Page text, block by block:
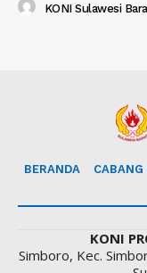
KONI Sulawesi
BERANDA CABANG
KONI
Simboro, Kec.